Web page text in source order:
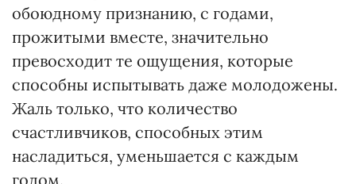
обоюдному признанию, с годами,
прожитыми вместе, значительно
превосходит те ощущения, которые
способны испытывать даже молодожены.
Жаль только, что количество
счастливчиков, способных этим
насладиться, уменьшается с каждым
годом.